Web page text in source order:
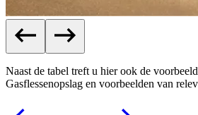
Naast de tabel treft u hier ook de
Gasflessenopslag en voorbeelden van